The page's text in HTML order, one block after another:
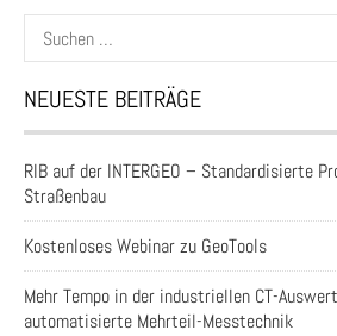
Suchen
nach:
NEUESTE BEITRÄGE
RIB auf der INTERGEO – Standardisierte
Straßenbau
Kostenloses Webinar zu GeoTools
Mehr Tempo in der industriellen CT-
automatisierte Mehrteil-Messtechnik